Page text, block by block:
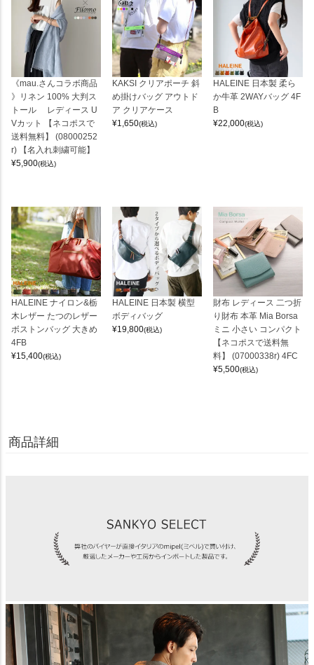
《mau.さんコラボ商品
》リネン 100% 大判ス
トール レディース U
Vカット 【ネコポスで
送料無料】 (08000252
r) 【名入れ刺繍可能】
¥5,900(税込)
KAKSI クリアポーチ 斜
め掛けバッグ アウトド
ア クリアケース
¥1,650(税込)
HALEINE 日本製 柔ら
か牛革 2WAYバッグ 4F
B
¥22,000(税込)
HALEINE ナイロン&栃
木レザー たつのレザー
ボストンバッグ 大きめ
4FB
¥15,400(税込)
HALEINE 日本製 横型
ボディバッグ
¥19,800(税込)
財布 レディース 二つ折
り財布 本革 Mia Borsa
ミニ 小さい コンパクト
【ネコポスで送料無
料】 (07000338r) 4FC
¥5,500(税込)
商品詳細